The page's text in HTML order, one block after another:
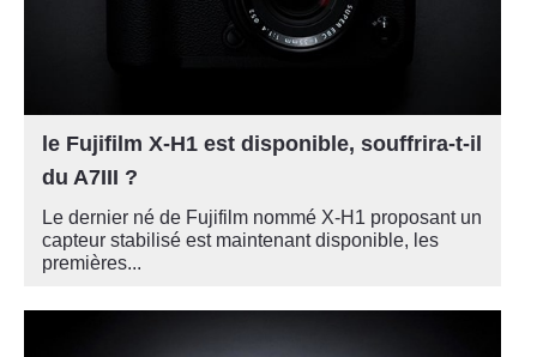
le Fujifilm X-H1 est disponible, souffrira-t-il
du A7III ?
Le dernier né de Fujifilm nommé X-H1 proposant un
capteur stabilisé est maintenant disponible, les
premières...